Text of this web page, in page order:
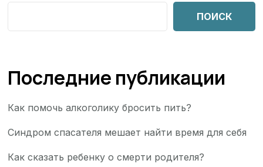
ПОИСК
Последние публикации
Как помочь алкоголику бросить пить?
Синдром спасателя мешает найти время для себя
Как сказать ребенку о смерти родителя?